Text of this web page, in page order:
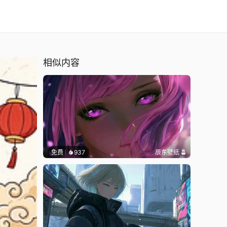
相似内容
免费 937 辰东壁纸